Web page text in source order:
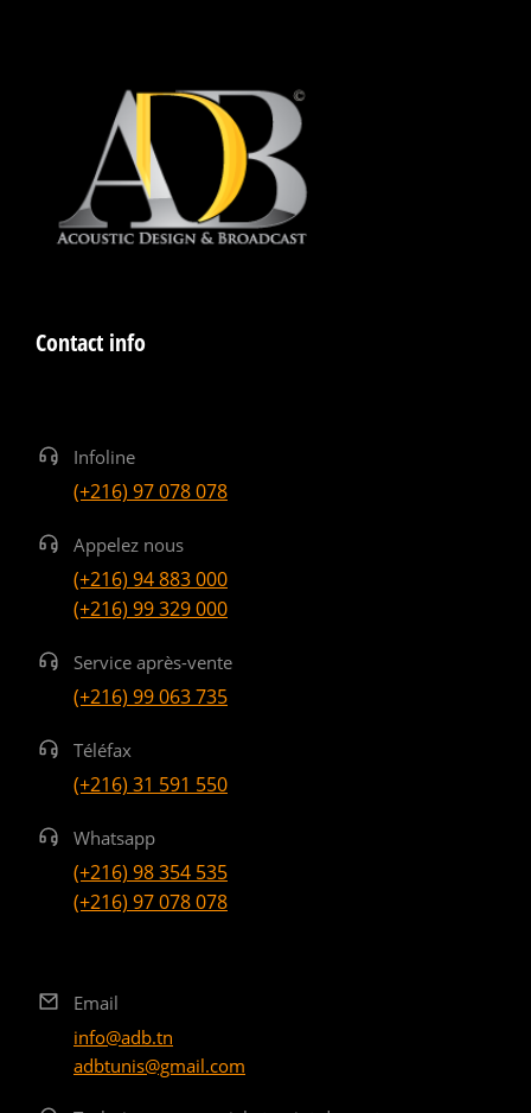
Contact info
Infoline
(+216) 97 078 078
Appelez nous
(+216) 94 883 000
(+216) 99 329 000
Service après-vente
(+216) 99 063 735
Téléfax
(+216) 31 591 550
Whatsapp
(+216) 98 354 535
(+216) 97 078 078
Email
info@adb.tn
adbtunis@gmail.com